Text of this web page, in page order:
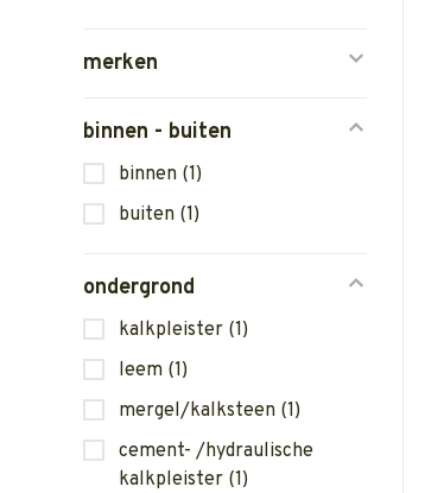
merken
binnen - buiten
binnen (1)
buiten (1)
ondergrond
kalkpleister (1)
leem (1)
mergel/kalksteen (1)
cement- /hydraulische
kalkpleister (1)